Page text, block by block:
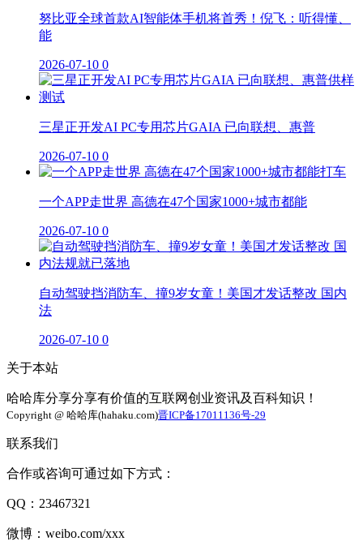
努比亚全球首款AI智能体手机将首秀！倪飞：听得懂、
能
2026-07-10 0
三星正开发AI PC专用芯片GAIA 已向联想、惠普
2026-07-10 0
一个APP走世界 高德在47个国家1000+城市都能
2026-07-10 0
自动驾驶挡消防车、撞9岁女童！美国才发话整改 国内
法
2026-07-10 0
关于本站
哈哈库分享分享有价值的互联网创业资讯及百科知识！
Copyright @ 哈哈库(hahaku.com)晋ICP备17011136号-29
联系我们
合作或咨询可通过如下方式：
QQ：23467321
微博：weibo.com/xxx